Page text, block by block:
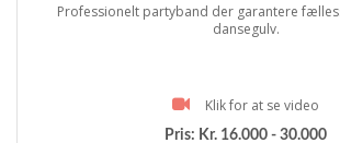
Professionelt partyband der garantere
dansegulv.
Klik for at se video
Pris: Kr. 16.000 - 30.000